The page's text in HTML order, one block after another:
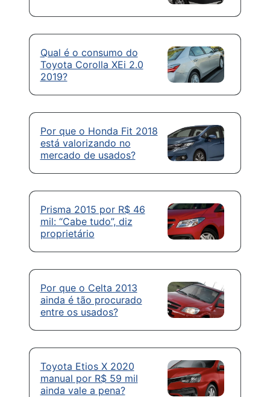
Qual é o consumo do
Toyota Corolla XEi 2.0
2019?
Por que o Honda Fit 2018
está valorizando no
mercado de usados?
Prisma 2015 por R$ 46
mil: “Cabe tudo”, diz
proprietário
Por que o Celta 2013
ainda é tão procurado
entre os usados?
Toyota Etios X 2020
manual por R$ 59 mil
ainda vale a pena?